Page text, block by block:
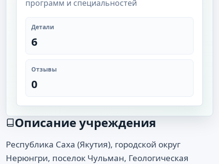
программ и специальностей
Детали
6
Отзывы
0
Описание учреждения
Республика Саха (Якутия), городской округ
Нерюнгри, поселок Чульман, Геологическая